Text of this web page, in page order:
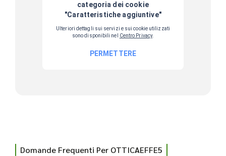
Domande Frequenti Per OTTICAEFFE5